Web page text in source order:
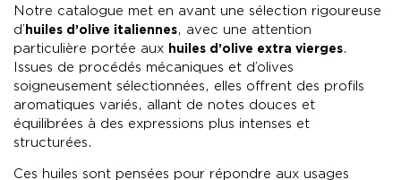
Notre catalogue met en avant une sélection rigoureuse
d’ huiles d’olive italiennes, avec une attention
particulière portée aux huiles d’olive extra vierges.
Issues de procédés mécaniques et d’olives
soigneusement sélectionnées, elles offrent des profils
aromatiques variés, allant de notes douces et
équilibrées à des expressions plus intenses et
structurées.
Ces huiles sont pensées pour répondre aux usages